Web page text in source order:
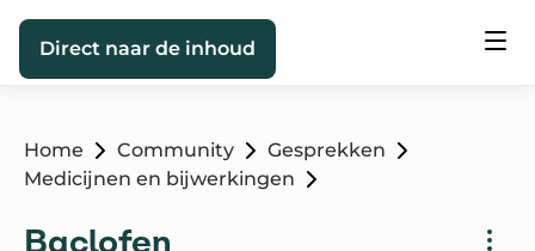
Direct naar de inhoud
Home Community
Gesprekken
Medicijnen en bijwerkingen
Baclofen